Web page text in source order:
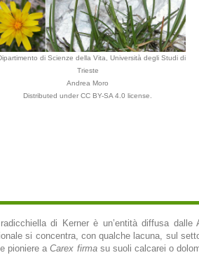
di Scienze della Vita, Università degli Studi di
Trieste
Andrea Moro
Distributed under CC BY-SA 4.0 license.
di Kerner è un’entità diffusa
si concentra, con qualche lacuna, sul
pioniere aCarex firmasu suoli calcarei o